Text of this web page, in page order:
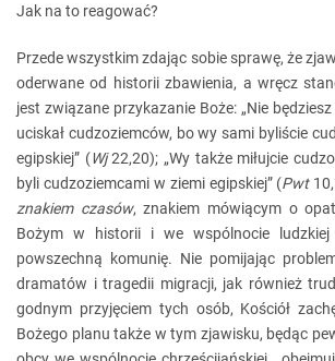
Jak na to reagować?
Przede wszystkim zdając sobie sprawę, że
oderwane od historii zbawienia, a wręcz
jest związane przykazanie Boże: „Nie
uciskał cudzoziemców, bo wy sami byliście
egipskiej” (Wj22,20); „Wy także miłujcie
byli cudzoziemcami w ziemi egipskiej” (Pwt
znakiem czasów, znakiem mówiącym o
Bożym w historii i we wspólnocie
powszechną komunię. Nie pomijając
dramatów i tragedii migracji, jak również
godnym przyjęciem tych osób, Kościół
Bożego planu także w tym zjawisku, będąc